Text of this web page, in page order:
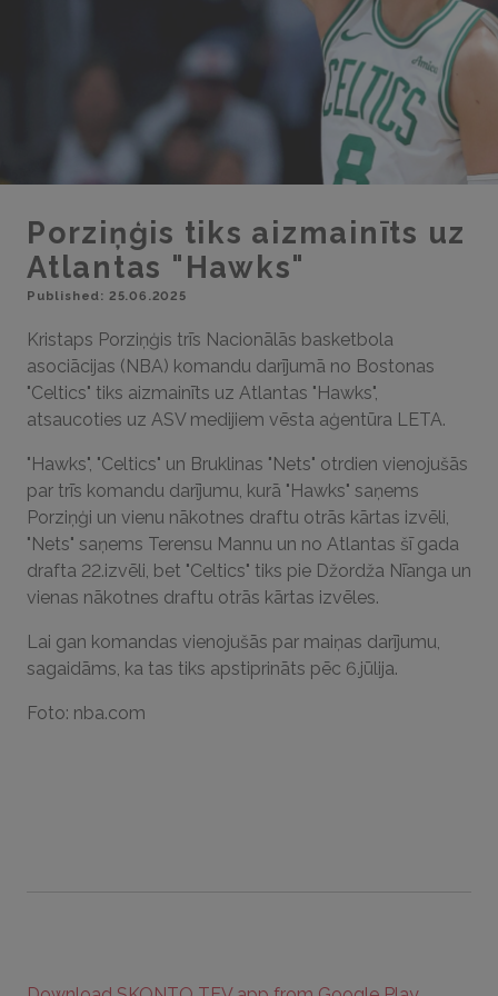
Porziņģis tiks aizmainīts uz
Atlantas "Hawks"
Published: 25.06.2025
Kristaps Porziņģis trīs Nacionālās basketbola
asociācijas (NBA) komandu darījumā no Bostonas
"Celtics" tiks aizmainīts uz Atlantas "Hawks",
atsaucoties uz ASV medijiem vēsta aģentūra LETA.
"Hawks", "Celtics" un Bruklinas "Nets" otrdien vienojušās
par trīs komandu darījumu, kurā "Hawks" saņems
Porziņģi un vienu nākotnes draftu otrās kārtas izvēli,
"Nets" saņems Terensu Mannu un no Atlantas šī gada
drafta 22.izvēli, bet "Celtics" tiks pie Džordža Nīanga un
vienas nākotnes draftu otrās kārtas izvēles.
Lai gan komandas vienojušās par maiņas darījumu,
sagaidāms, ka tas tiks apstiprināts pēc 6.jūlija.
Foto: nba.com